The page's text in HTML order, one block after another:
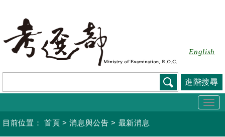
要
容
English
進階搜尋
目前位置： 首頁 >消息與公告 > 最新消息